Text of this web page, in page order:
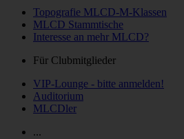
Topografie MLCD-M-Klassen
MLCD Stammtische
Interesse an mehr MLCD?
Für Clubmitglieder
VIP-Lounge - bitte anmelden!
Auditorium
MLCDler
...